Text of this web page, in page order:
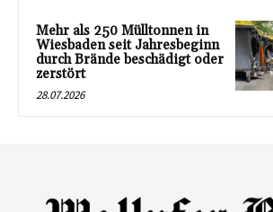
Mehr als 250 Mülltonnen in
Wiesbaden seit Jahresbeginn
durch Brände beschädigt oder
zerstört
28.07.2026